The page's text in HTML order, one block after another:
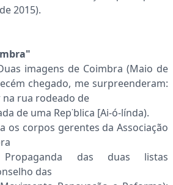
2015).
imagens de Coimbra (Maio de
chegado, me surpreenderam:
rua rodeado de
de uma Rep˙blica [Ai-ó-línda).
os corpos gerentes da Associação
das duas listas
das